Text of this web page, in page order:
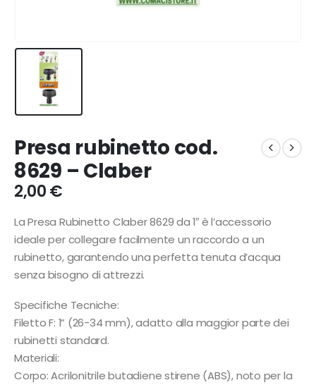
Presa rubinetto cod.
8629 – Claber
2,00€
La Presa Rubinetto Claber 8629 da 1″ è l’accessorio
ideale per collegare facilmente un raccordo a un
rubinetto, garantendo una perfetta tenuta d’acqua
senza bisogno di attrezzi.
Specifiche Tecniche:
Filetto F: 1” (26-34 mm), adatto alla maggior parte dei
rubinetti standard.
Materiali:
Corpo: Acrilonitrile butadiene stirene (ABS), noto per la